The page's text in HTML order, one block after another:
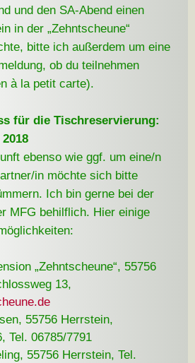
und den SA-Abend einen
in der „Zehntscheune“
bitte ich außerdem um eine
ob du teilnehmen
à la petit carte).
für die Tischreservierung:
ebenso wie ggf. um eine/n
in möchte sich bitte
Ich bin gerne bei der
MFG behilflich. Hier einige
„Zehntscheune“, 55756
13,
55756 Herrstein,
Tel. 06785/7791
55756 Herrstein, Tel.